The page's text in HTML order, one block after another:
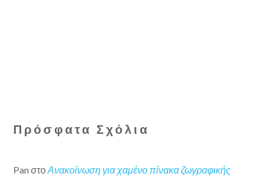
Πρόσφατα Σχόλια
Pan στοΑνακοίνωση για χαμένο πίνακα ζωγραφικής